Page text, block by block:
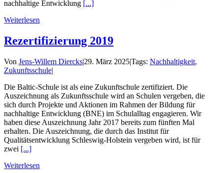
nachhaltige Entwicklung [...]
Weiterlesen
Rezertifizierung 2019
Von Jens-Willem Diercks|29. März 2025|Tags: Nachhaltigkeit,
Zukunftsschule|
Die Baltic-Schule ist als eine Zukunftschule zertifiziert. Die
Auszeichnung als Zukunftsschule wird an Schulen vergeben, die
sich durch Projekte und Aktionen im Rahmen der Bildung für
nachhaltige Entwicklung (BNE) im Schulalltag engagieren. Wir
haben diese Auszeichnung Jahr 2017 bereits zum fünften Mal
erhalten. Die Auszeichnung, die durch das Institut für
Qualitätsentwicklung Schleswig-Holstein vergeben wird, ist für
zwei [...]
Weiterlesen